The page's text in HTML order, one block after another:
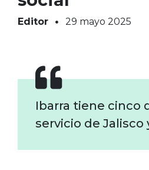
Editor 29 mayo 2025
Ibarra tiene cinco
servicio de Jalisco